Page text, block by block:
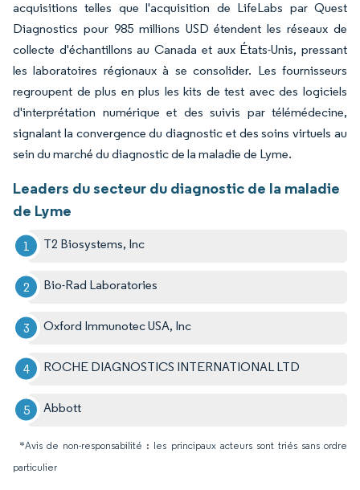
acquisitions telles que l'acquisition de LifeLabs par Quest
Diagnostics pour 985 millions USD étendent les réseaux de
collecte d'échantillons au Canada et aux États-Unis, pressant
les laboratoires régionaux à se consolider. Les fournisseurs
regroupent de plus en plus les kits de test avec des logiciels
d'interprétation numérique et des suivis par télémédecine,
signalant la convergence du diagnostic et des soins virtuels au
sein du marché du diagnostic de la maladie de Lyme.
Leaders du secteur du diagnostic de la maladie
de Lyme
T2 Biosystems, Inc
Bio-Rad Laboratories
Oxford Immunotec USA, Inc
ROCHE DIAGNOSTICS INTERNATIONAL LTD
Abbott
*Avis de non-responsabilité : les principaux acteurs sont triés sans ordre
particulier